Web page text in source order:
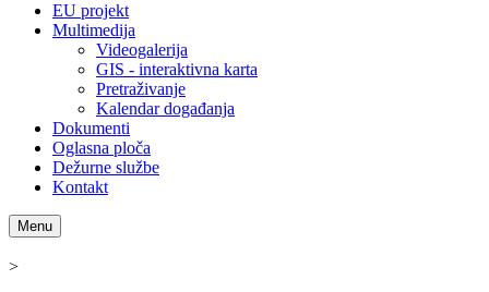
EU projekt
Multimedija
Videogalerija
GIS - interaktivna karta
Pretraživanje
Kalendar događanja
Dokumenti
Oglasna ploča
Dežurne službe
Kontakt
Menu
>